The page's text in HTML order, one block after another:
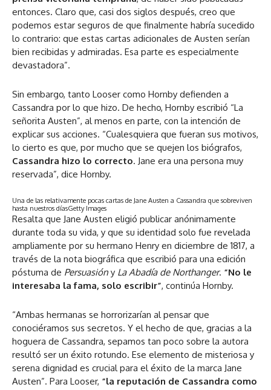
entonces. Claro que, casi dos siglos después, creo que
podemos estar seguros de que finalmente habría sucedido
lo contrario: que estas cartas adicionales de Austen serían
bien recibidas y admiradas. Esa parte es especialmente
devastadora”.
Sin embargo, tanto Looser como Hornby defienden a
Cassandra por lo que hizo. De hecho, Hornby escribió “La
señorita Austen”, al menos en parte, con la intención de
explicar sus acciones. “Cualesquiera que fueran sus motivos,
lo cierto es que, por mucho que se quejen los biógrafos,
Cassandra hizo lo correcto. Jane era una persona muy
reservada”, dice Hornby.
Una de las relativamente pocas cartas de Jane Austen a Cassandra que sobreviven
hasta nuestros díasGetty Images
Resalta que Jane Austen eligió publicar anónimamente
durante toda su vida, y que su identidad solo fue revelada
ampliamente por su hermano Henry en diciembre de 1817, a
través de la nota biográfica que escribió para una edición
póstuma de Persuasión y La Abadía de Northanger. “No le
interesaba la fama, solo escribir”, continúa Hornby.
“Ambas hermanas se horrorizarían al pensar que
conociéramos sus secretos. Y el hecho de que, gracias a la
hoguera de Cassandra, sepamos tan poco sobre la autora
resultó ser un éxito rotundo. Ese elemento de misteriosa y
serena dignidad es crucial para el éxito de la marca Jane
Austen”. Para Looser, “la reputación de Cassandra como